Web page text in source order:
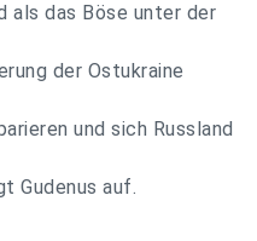
als das Böse unter der
der Ostukraine
und sich Russland
Gudenus auf.